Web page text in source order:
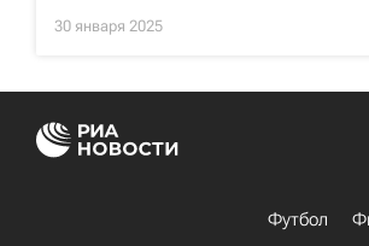
30 января 2025
Футбол